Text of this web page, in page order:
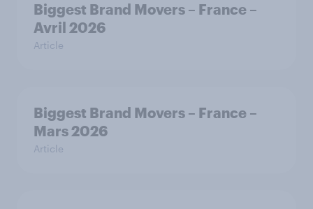
Biggest Brand Movers – France –
Avril 2026
Article
Biggest Brand Movers – France –
Mars 2026
Article